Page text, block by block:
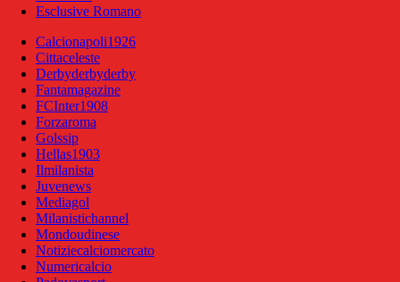
Esclusive Romano
Calcionapoli1926
Cittaceleste
Derbyderbyderby
Fantamagazine
FCInter1908
Forzaroma
Golssip
Hellas1903
Ilmilanista
Juvenews
Mediagol
Milanistichannel
Mondoudinese
Notiziecalciomercato
Numericalcio